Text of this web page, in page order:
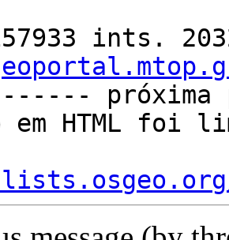
em HTML foi